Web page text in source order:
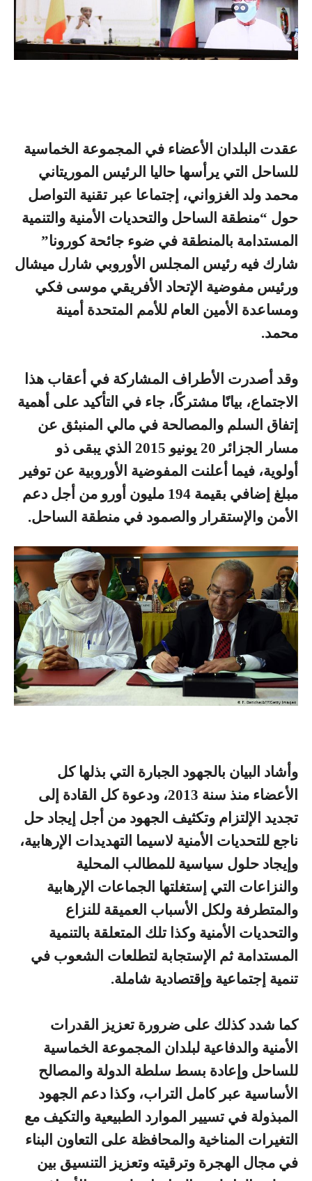
عقدت البلدان الأعضاء في المجموعة الخماسية
للساحل التي يرأسها حاليا الرئيس الموريتاني
محمد ولد الغزواني، إجتماعا عبر تقنية التواصل
حول “منطقة الساحل والتحديات الأمنية والتنمية
المستدامة بالمنطقة في ضوء جائحة كورونا”
شارك فيه رئيس المجلس الأوروبي شارل ميشال
ورئيس مفوضية الإتحاد الأفريقي موسى فكي
ومساعدة الأمين العام للأمم المتحدة أمينة
محمد.
وقد أصدرت الأطراف المشاركة في أعقاب هذا
الاجتماع، بيانًا مشتركًا، جاء في التأكيد على أهمية
إتفاق السلم والمصالحة في مالي المنبثق عن
مسار الجزائر 20 يونيو 2015 الذي يبقى ذو
أولوية، فيما أعلنت المفوضية الأوروبية عن توفير
مبلغ إضافي بقيمة 194 مليون أورو من أجل دعم
الأمن والإستقرار والصمود في منطقة الساحل.
وأشاد البيان بالجهود الجبارة التي بذلها كل
الأعضاء منذ سنة 2013، ودعوة كل القادة إلى
تجديد الإلتزام وتكثيف الجهود من أجل إيجاد حل
ناجع للتحديات الأمنية لاسيما التهديدات الإرهابية،
وإيجاد حلول سياسية للمطالب المحلية
والنزاعات التي إستغلتها الجماعات الإرهابية
والمتطرفة ولكل الأسباب العميقة للنزاع
والتحديات الأمنية وكذا تلك المتعلقة بالتنمية
المستدامة ثم الإستجابة لتطلعات الشعوب في
تنمية إجتماعية وإقتصادية شاملة.
كما شدد كذلك على ضرورة تعزيز القدرات
الأمنية والدفاعية لبلدان المجموعة الخماسية
للساحل وإعادة بسط سلطة الدولة والمصالح
الأساسية عبر كامل التراب، وكذا دعم الجهود
المبذولة في تسيير الموارد الطبيعية والتكيف مع
التغيرات المناخية والمحافظة على التعاون البناء
في مجال الهجرة وترقيته وتعزيز التنسيق بين